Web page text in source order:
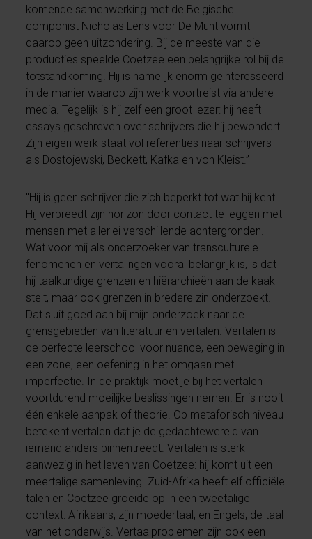
komende samenwerking met de Belgische
componist Nicholas Lens voor De Munt vormt
daarop geen uitzondering. Bij de meeste van die
producties speelde Coetzee een belangrijke rol bij de
totstandkoming. Hij is namelijk enorm geïnteresseerd
in de manier waarop zijn werk voortreist via andere
media. Tegelijk is hij zelf een groot lezer: hij heeft
essays geschreven over schrijvers die hij bewondert.
Zijn eigen werk staat vol referenties naar schrijvers
als Dostojewski, Beckett, Kafka en von Kleist.”
"Hij is geen schrijver die zich beperkt tot wat hij kent.
Hij verbreedt zijn horizon door contact te leggen met
mensen met allerlei verschillende achtergronden.
Wat voor mij als onderzoeker van transculturele
fenomenen en vertalingen vooral belangrijk is, is dat
hij taalkundige grenzen en hiërarchieën aan de kaak
stelt, maar ook grenzen in bredere zin onderzoekt.
Dat sluit goed aan bij mijn onderzoek naar de
grensgebieden van literatuur en vertalen. Vertalen is
de perfecte leerschool voor nuance, een beweging in
een zone, een oefening in het omgaan met
imperfectie. In de praktijk moet je bij het vertalen
voortdurend moeilijke beslissingen nemen. Er is nooit
één enkele aanpak of theorie. Op metaforisch niveau
betekent vertalen dat je de gedachtewereld van
iemand anders binnentreedt. Vertalen is sterk
aanwezig in het leven van Coetzee: hij komt uit een
meertalige samenleving. Zuid-Afrika heeft elf officiële
talen en Coetzee groeide op in een tweetalige
context: Afrikaans, zijn moedertaal, en Engels, de taal
van het onderwijs. Vertaalproblemen zijn ook een